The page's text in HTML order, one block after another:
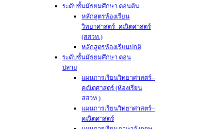
ระดับชั้นมัธยมศึกษา ตอนต้น
หลักสูตรห้องเรียน
วิทยาศาสตร์–คณิตศาสตร์
(สสวท.)
หลักสูตรห้องเรียนปกติ
ระดับชั้นมัธยมศึกษา ตอน
ปลาย
แผนการเรียนวิทยาศาสตร์–
คณิตศาสตร์ (ห้องเรียน
สสวท.)
แผนการเรียนวิทยาศาสตร์–
คณิตศาสตร์